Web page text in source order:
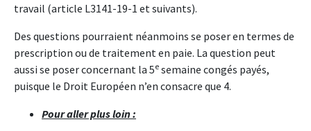
travail (article L3141-19-1 et suivants).
Des questions pourraient néanmoins se poser en termes de
prescription ou de traitement en paie. La question peut
aussi se poser concernant la 5e semaine congés payés,
puisque le Droit Européen n’en consacre que 4.
Pour aller plus loin :